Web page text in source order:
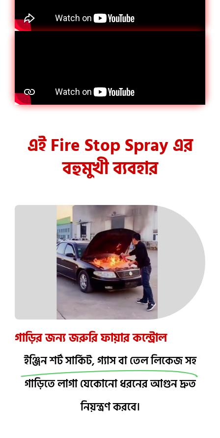
এই Fire Stop Spray এর
বহুমুখী ব্যবহার
গাড়ির জন্য জরুরি ফায়ার কন্ট্রোল
ইঞ্জিন শর্ট সার্কিট, গ্যাস বা তেল লিকেজ সহ
গাড়িতে লাগা যেকোনো ধরনের আগুন দ্রুত
নিয়ন্ত্রণ করবে।